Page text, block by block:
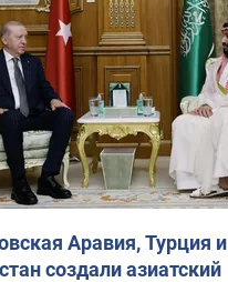
Аравия, Турция и
создали азиатский